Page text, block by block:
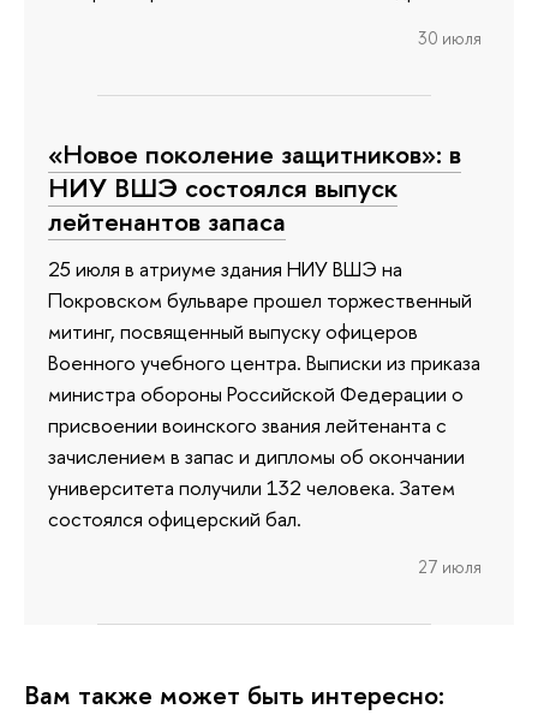
30 июля
«Новое поколение защитников»: в
НИУ ВШЭ состоялся выпуск
лейтенантов запаса
25 июля в атриуме здания НИУ ВШЭ на
Покровском бульваре прошел торжественный
митинг, посвященный выпуску офицеров
Военного учебного центра. Выписки из приказа
министра обороны Российской Федерации о
присвоении воинского звания лейтенанта с
зачислением в запас и дипломы об окончании
университета получили 132 человека. Затем
состоялся офицерский бал.
27 июля
Вам также может быть интересно: